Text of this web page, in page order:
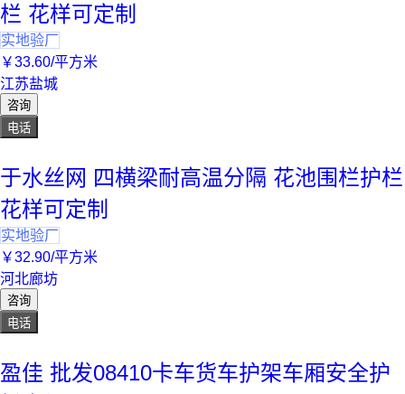
栏 花样可定制
实地验厂
￥33.60/平方米
江苏盐城
咨询
电话
于水丝网 四横梁耐高温分隔 花池围栏护栏
花样可定制
实地验厂
￥32.90/平方米
河北廊坊
咨询
电话
盈佳 批发08410卡车货车护架车厢安全护